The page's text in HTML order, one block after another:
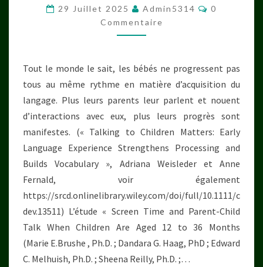
ÉCRANS
29 Juillet 2025 Admin5314
0
Commentaire
Tout le monde le sait, les bébés ne progressent pas
tous au même rythme en matière d’acquisition du
langage. Plus leurs parents leur parlent et nouent
d’interactions avec eux, plus leurs progrès sont
manifestes. (« Talking to Children Matters: Early
Language Experience Strengthens Processing and
Builds Vocabulary », Adriana Weisleder et Anne
Fernald, voir également
https://srcd.onlinelibrary.wiley.com/doi/full/10.1111/c
dev.13511) L’étude « Screen Time and Parent-Child
Talk When Children Are Aged 12 to 36 Months
(Marie E.​Brushe , Ph.D. ; Dandara G. Haag, PhD ; Edward
C. Melhuish, Ph.D. ; Sheena Reilly, Ph.D. ;…